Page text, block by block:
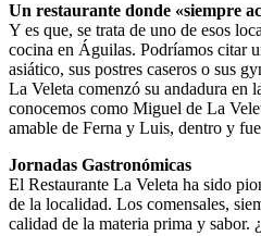
Un restaurante donde «siempre
Y es que, se trata de uno de esos
cocina en Águilas. Podríamos citar
asiático, sus postres caseros o sus
La Veleta comenzó su andadura en
conocemos como Miguel de La
amable de Ferna y Luis, dentro y
Jornadas Gastronómicas
El Restaurante La Veleta ha sido
de la localidad. Los comensales,
calidad de la materia prima y sabor.